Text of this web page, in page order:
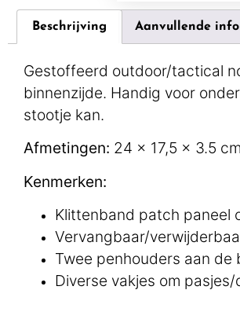
Beschrijving Aanvullende
Gestoffeerd outdoor/tactical
binnenzijde. Handig voor
stootje kan.
Afmetingen: 24 x 17,5 x 3.5 cm
Kenmerken:
Klittenband patch paneel
Vervangbaar/
Twee penhouders aan de
Diverse vakjes om